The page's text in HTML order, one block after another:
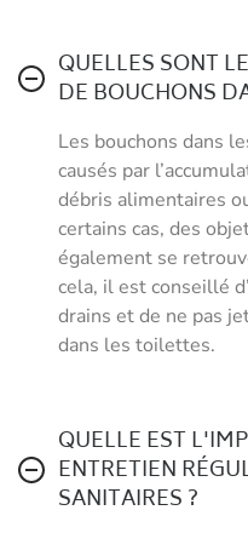
QUELLES SONT
DE BOUCHONS
Les bouchons dans
causés par
débris alimentaires
certains cas, des
également se
cela, il est conseillé
drains et de ne pas
dans les toilettes.
QUELLE EST
ENTRETIEN
SANITAIRES ?